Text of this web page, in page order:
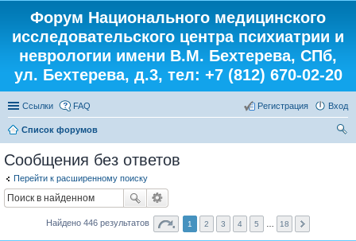
Форум Национального медицинского
исследовательского центра психиатрии и
неврологии имени В.М. Бехтерева, СПб,
ул. Бехтерева, д.3, тел: +7 (812) 670-02-20
Ссылки FAQ Вход
Регистрация
Список форумов
Сообщения без ответов
Перейти к расширенному поиску
Найдено 446 результатов 1 2 3 4 5 18